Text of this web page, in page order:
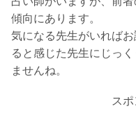
傾向にあります。
気になる先生がいれば
ると感じた先生にじっ
ませんね。
ス